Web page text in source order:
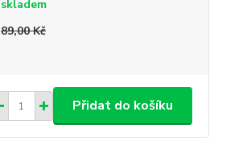
skladem
89,00 Kč
Přidat do košíku